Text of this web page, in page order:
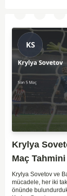
Krylya
Maç
Krylya Sovetov ve
mücadele, her iki
önünde